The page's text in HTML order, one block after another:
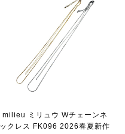
milieu ミリュウ Wチェーンネ
ックレス FK096 2026春夏新作